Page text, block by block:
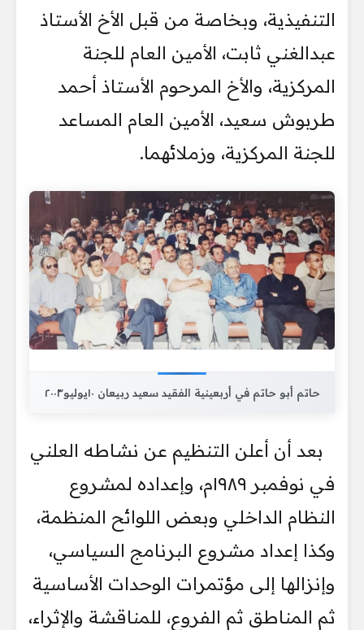
التنفيذية، وبخاصة من قبل الأخ الأستاذ
عبدالغني ثابت، الأمين العام للجنة
المركزية، والأخ المرحوم الأستاذ أحمد
طربوش سعيد، الأمين العام المساعد
للجنة المركزية، وزملائهما.
حاتم أبو حاتم في أربعينية الفقيد سعيد ربيعان ١٠يوليو٢٠٠٣
بعد أن أعلن التنظيم عن نشاطه العلني
في نوفمبر ١٩٨٩م، وإعداده لمشروع
النظام الداخلي وبعض اللوائح المنظمة،
وكذا إعداد مشروع البرنامج السياسي،
وإنزالها إلى مؤتمرات الوحدات الأساسية
ثم المناطق ثم الفروع، للمناقشة والإثراء،